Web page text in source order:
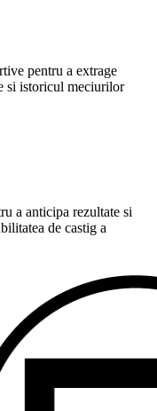
pentru a extrage
si istoricul meciurilor
a anticipa rezultate si
de castig a